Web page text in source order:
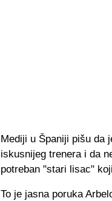
Mediji u Španiji pišu da
iskusnijeg trenera i da
potreban "stari lisac"
To je jasna poruka